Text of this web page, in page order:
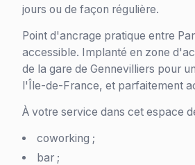
jours ou de façon régulière.
Point d'ancrage pratique entre
accessible. Implanté en zone
de la gare de Gennevilliers pour
l'Île-de-France, et parfaitement
À votre service dans cet espace
coworking ;
bar ;